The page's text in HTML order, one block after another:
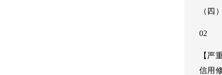
（四
02
【严
信用